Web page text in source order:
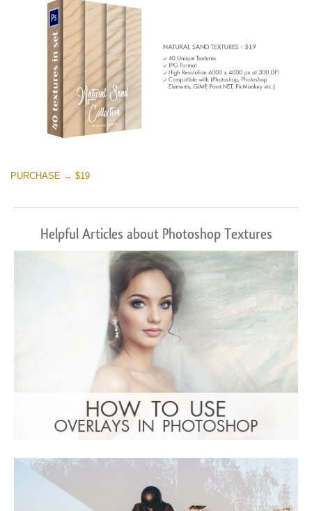
PURCHASE → $19
Helpful Articles about Photoshop Textures